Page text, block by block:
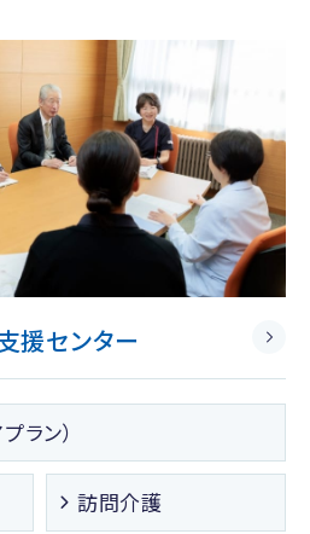
援センター
ラン）
訪問介護